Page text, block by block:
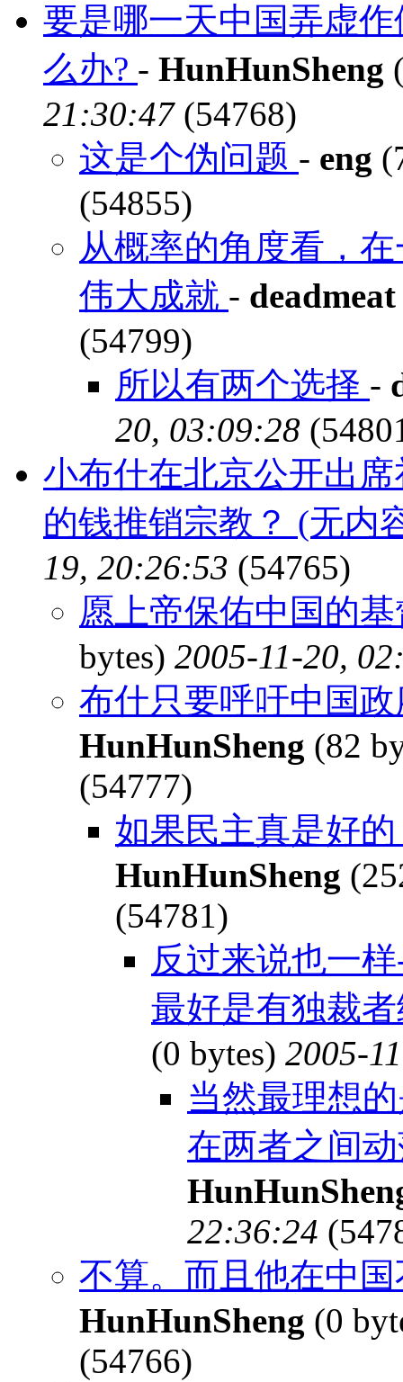
要是哪一天中国弄虚
么办? - HunHunSheng
21:30:47(54768)
这是个伪问题 - eng
(54855)
从概率的角度看，
伟大成就 - deadmeat
(54799)
所以有两个选择 -
20, 03:09:28
小布什在北京公开出
的钱推销宗教？ (无内
19, 20:26:53 (54765)
愿上帝保佑中国的
bytes) 2005-11-20,
布什只要呼吁中国
HunHunSheng (82
(54777)
如果民主真是好
HunHunSheng
(54781)
反过来说也一
最好是有独裁
(0 bytes) 2005-
当然最理想
在两者之间
22:36:24
不算。而且他在中
HunHunSheng (0
(54766)